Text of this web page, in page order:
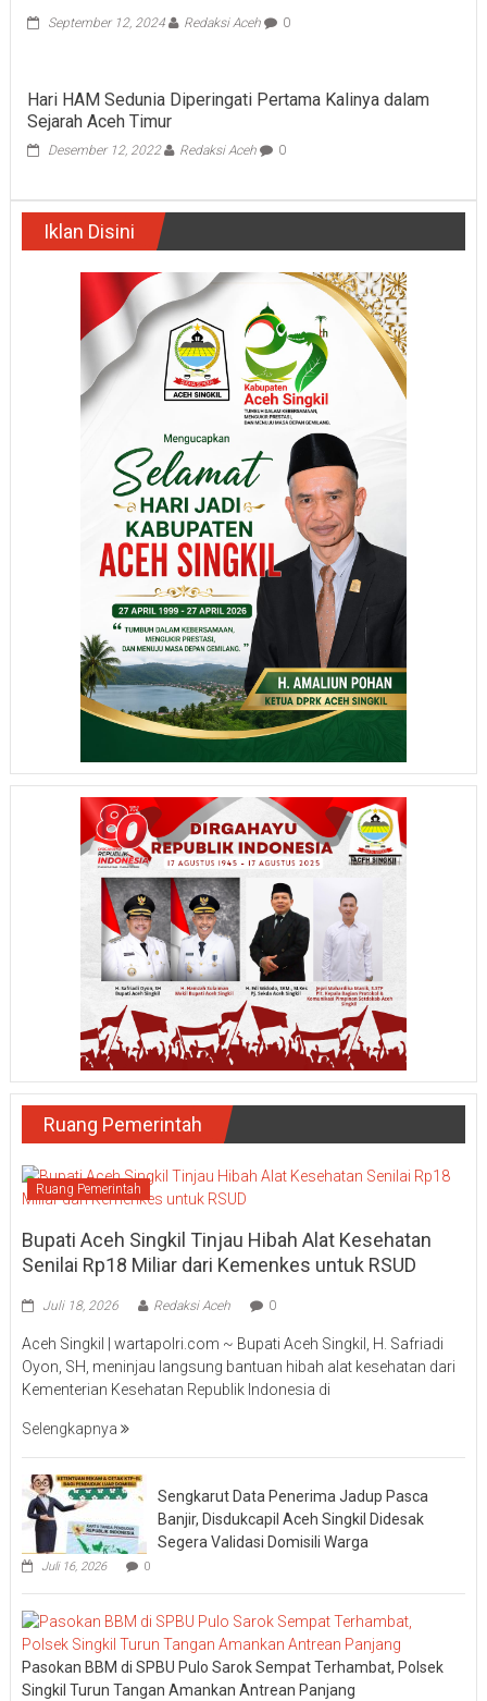
September 12, 2024 Redaksi Aceh 0
Hari HAM Sedunia Diperingati Pertama Kalinya dalam
Sejarah Aceh Timur
Desember 12, 2022 Redaksi Aceh 0
Iklan Disini
Ruang Pemerintah
Ruang Pemerintah
Bupati Aceh Singkil Tinjau Hibah Alat Kesehatan
Senilai Rp18 Miliar dari Kemenkes untuk RSUD
Juli 18, 2026 Redaksi Aceh 0
Aceh Singkil | wartapolri.com ~ Bupati Aceh Singkil, H. Safriadi
Oyon, SH, meninjau langsung bantuan hibah alat kesehatan dari
Kementerian Kesehatan Republik Indonesia di
Selengkapnya
Sengkarut Data Penerima Jadup Pasca
Banjir, Disdukcapil Aceh Singkil Didesak
Segera Validasi Domisili Warga
Juli 16, 2026 0
Pasokan BBM di SPBU Pulo Sarok Sempat Terhambat, Polsek
Singkil Turun Tangan Amankan Antrean Panjang